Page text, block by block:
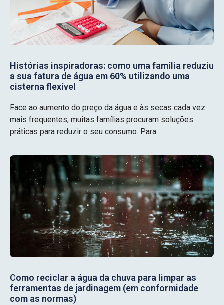
Histórias inspiradoras: como uma família reduziu
a sua fatura de água em 60% utilizando uma
cisterna flexível
Face ao aumento do preço da água e às secas cada vez
mais frequentes, muitas famílias procuram soluções
práticas para reduzir o seu consumo. Para
Como reciclar a água da chuva para limpar as
ferramentas de jardinagem (em conformidade
com as normas)